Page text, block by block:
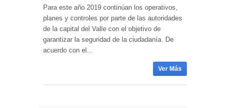
Para este año 2019 continúan los operativos,
planes y controles por parte de las autoridades
de la capital del Valle con el objetivo de
garantizar la seguridad de la ciudadanía. De
acuerdo con el...
Ver Más